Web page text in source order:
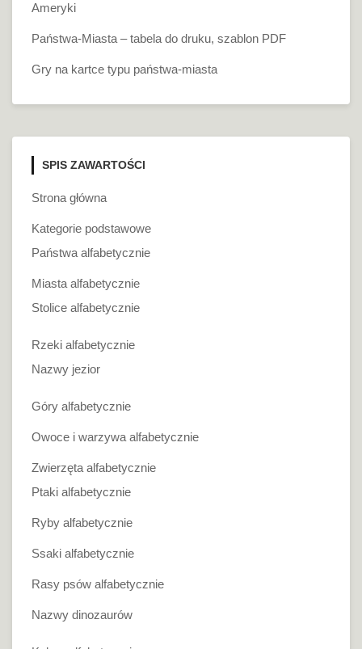
Ameryki
Państwa-Miasta – tabela do druku, szablon PDF
Gry na kartce typu państwa-miasta
SPIS ZAWARTOŚCI
Strona główna
Kategorie podstawowe
Państwa alfabetycznie
Miasta alfabetycznie
Stolice alfabetycznie
Rzeki alfabetycznie
Nazwy jezior
Góry alfabetycznie
Owoce i warzywa alfabetycznie
Zwierzęta alfabetycznie
Ptaki alfabetycznie
Ryby alfabetycznie
Ssaki alfabetycznie
Rasy psów alfabetycznie
Nazwy dinozaurów